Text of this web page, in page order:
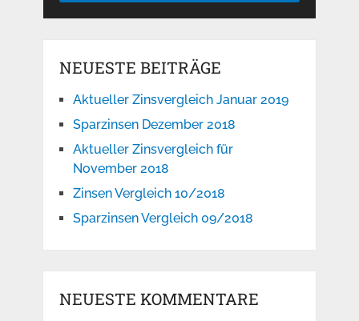
NEUESTE BEITRÄGE
Aktueller Zinsvergleich Januar 2019
Sparzinsen Dezember 2018
Aktueller Zinsvergleich für
November 2018
Zinsen Vergleich 10/2018
Sparzinsen Vergleich 09/2018
NEUESTE KOMMENTARE